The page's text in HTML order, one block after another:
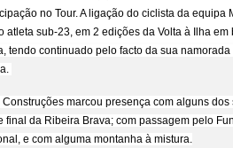
no Tour. A ligação do ciclista da equipa
sub-23, em 2 edições da Volta à Ilha
tendo continuado pelo facto da sua
marcou presença com alguns
final da Ribeira Brava; com passagem pelo
e com alguma montanha à mistura.